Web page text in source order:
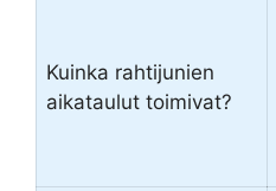
Kuinka rahtijunien
aikataulut toimivat?